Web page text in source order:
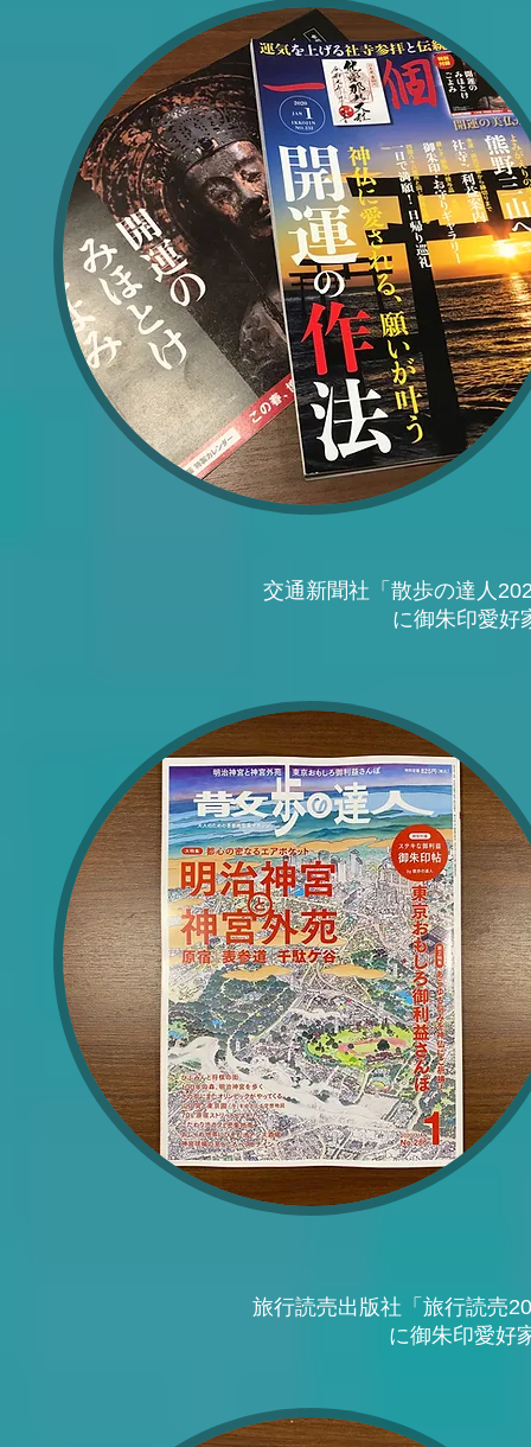
交通新聞社「散歩の達人
に御朱印愛好
旅行読売出版社「旅行読売
に御朱印愛好